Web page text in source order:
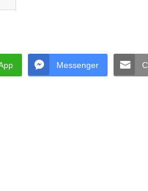
Messenger